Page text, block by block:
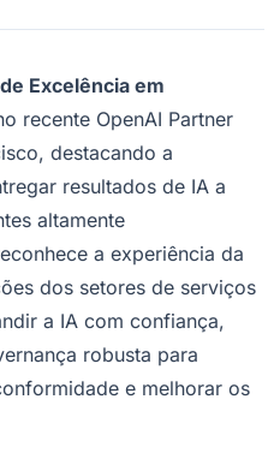
JandiraItapevi CotiaPirapora
SerraEmbu das ArtesSão Roque
Excelência em
recente OpenAI Partner
destacando a
resultados de IA a
altamente
a experiência da
dos setores de serviços
a IA com confiança,
robusta para
e melhorar os